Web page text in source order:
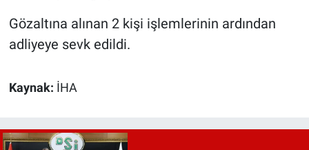
Gözaltına alınan 2 kişi işlemlerinin ardından
adliyeye sevk edildi.
Kaynak: İHA